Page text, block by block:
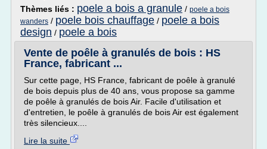
Thèmes liés : poele a bois a granule / poele a bois
wanders / poele bois chauffage / poele a bois
design / poele a bois
Vente de poêle à granulés de bois : HS
France, fabricant ...
Sur cette page, HS France, fabricant de poêle à granulé
de bois depuis plus de 40 ans, vous propose sa gamme
de poêle à granulés de bois Air. Facile d'utilisation et
d'entretien, le poêle à granulés de bois Air est également
très silencieux....
Lire la suite